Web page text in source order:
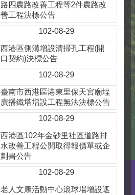
路四農路改善工程等2件農路改
善工程決標公告
102-08-29
西港區側溝增設清掃孔工程(開
口契約)決標公告
102-08-29
臺南市西港區港東里保天宮廟埕
廣播鐵塔增設工程無法決標公告
102-08-29
西港區102年金砂里社區道路排
水改善工程公開取得報價單或企
劃書公告
102-08-29
老人文康活動中心滾球場增設遮